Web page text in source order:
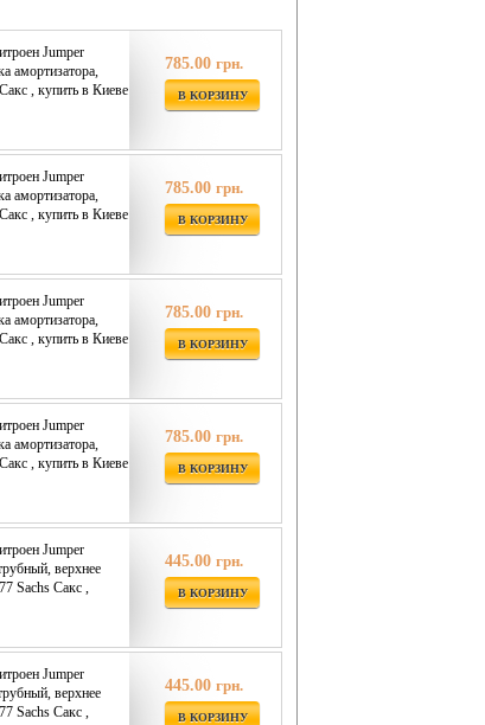
Jumper
амортизатора,
, купить в Киеве
785.00 грн.
В КОРЗИНУ
Jumper
амортизатора,
, купить в Киеве
785.00 грн.
В КОРЗИНУ
Jumper
амортизатора,
, купить в Киеве
785.00 грн.
В КОРЗИНУ
Jumper
амортизатора,
, купить в Киеве
785.00 грн.
В КОРЗИНУ
Jumper
верхнее
Sachs Сакс ,
445.00 грн.
В КОРЗИНУ
Jumper
верхнее
Sachs Сакс ,
445.00 грн.
В КОРЗИНУ